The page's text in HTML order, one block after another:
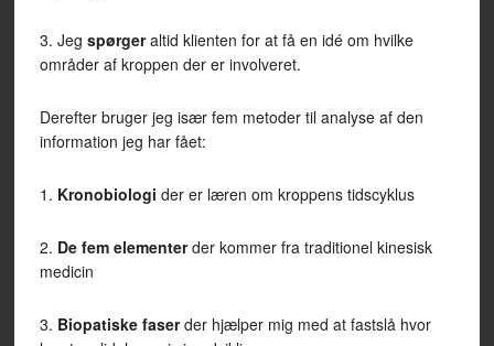
3. Jeg spørgeraltid klienten for at få en idé om hvilke
områder af kroppen der er involveret.
Derefter bruger jeg især fem metoder til analyse af den
information jeg har fået:
1. Kronobiologi der er læren om kroppens tidscyklus
2. De fem elementerder kommer fra traditionel kinesisk
medicin
3. Biopatiske faserder hjælper mig med at fastslå hvor